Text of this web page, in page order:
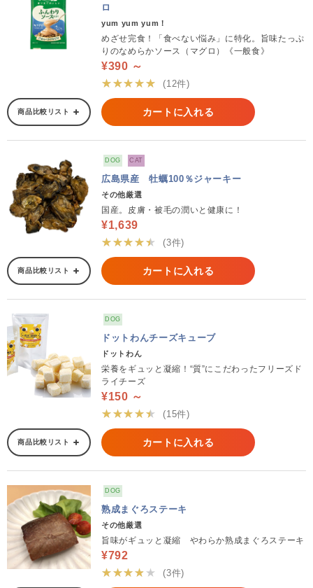
ロ
yum yum yum！
めざせ完食！「食べない悩み」に特化。旨味たっぷ
りのなめらかソース（マグロ）《一般食》
¥390 ～
★★★★★
(12件)
商品比較リスト カートに入れる
DOG CAT
広島県産 牡蠣100％ジャーキー
その他厳選
国産。皮膚・被毛の潤いと健康に！
¥1,639
★★★★★
(3件)
商品比較リスト カートに入れる
DOG
ドットわんチーズキューブ
ドットわん
栄養をギュッと凝縮！“質”にこだわったフリーズド
ライチーズ
¥150 ～
★★★★★
(15件)
商品比較リスト カートに入れる
DOG
熟成まぐろステーキ
その他厳選
旨味がギュッと凝縮 やわらか熟成まぐろステーキ
¥792
★★★★★
(3件)